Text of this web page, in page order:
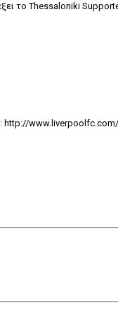
το Thessaloniki
http://